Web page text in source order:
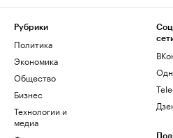
Рубрики
Политика
Экономика
Общество
Бизнес
Технологии и
медиа